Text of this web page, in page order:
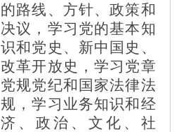
的路线、方针、政策和
决议，学习党的基本知
识和党史、新中国史、
改革开放史，学习党章
党规党纪和国家法律法
规，学习业务知识和经
济、政治、文化、社